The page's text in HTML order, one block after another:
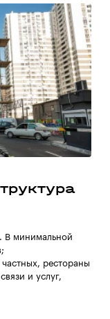
В минимальной
рестораны
и услуг,